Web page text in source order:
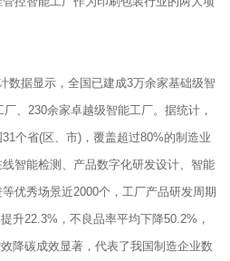
数据显示，全国已建成3万余家基础级智
、230余家卓越级智能工厂。据统计，
个省(区、市)，覆盖超过80%的制造业
智能检测、产品数字化研发设计、智能
优秀场景近2000个，工厂产品研发周期
升22.3%，不良品率平均下降50.2%，
降碳成效显著，代表了我国制造企业数